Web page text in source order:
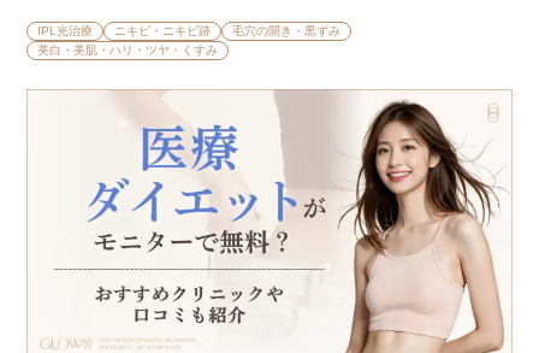
IPL光治療 ニキビ・ニキビ跡
毛穴の開き・黒ずみ
美白・美肌・ハリ・ツヤ・くすみ